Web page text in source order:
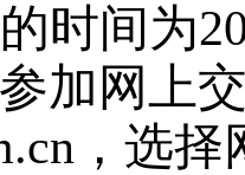
时间为
加网上
，选